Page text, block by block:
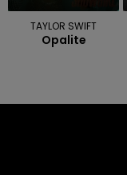
TAYLOR SWIFT
Opalite